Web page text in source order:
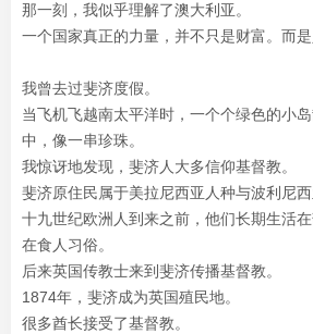
那一刻，我似乎理解了澳大利亚。
一个国家真正的力量，并不只是财富。而是
我曾去过斐济度假。
当飞机飞越南太平洋时，一个个绿色的小
中，像一串珍珠。
我惊讶地发现，斐济人大多信仰基督教。
斐济原住民属于美拉尼西亚人种与波利尼西
十九世纪欧洲人到来之前，他们长期生活
在食人习俗。
后来英国传教士来到斐济传播基督教。
1874年，斐济成为英国殖民地。
很多酋长接受了基督教。